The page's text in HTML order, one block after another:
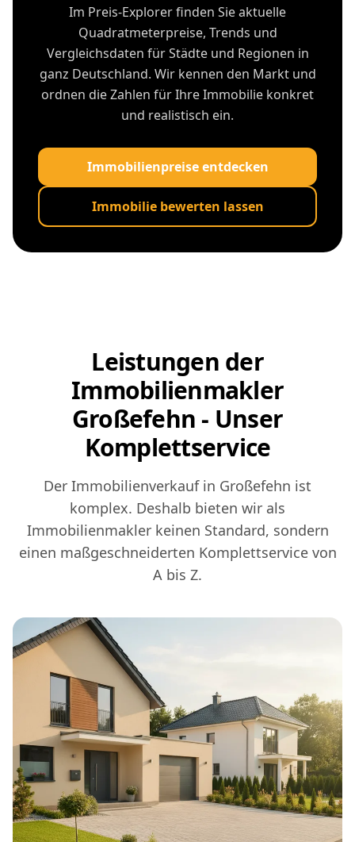
Im Preis-Explorer finden Sie aktuelle
Quadratmeterpreise, Trends und
Vergleichsdaten für Städte und Regionen in
ganz Deutschland. Wir kennen den Markt und
ordnen die Zahlen für Ihre Immobilie konkret
und realistisch ein.
Immobilienpreise entdecken
Immobilie bewerten lassen
Leistungen der
Immobilienmakler
Großefehn - Unser
Komplettservice
Der Immobilienverkauf in Großefehn ist
komplex. Deshalb bieten wir als
Immobilienmakler keinen Standard, sondern
einen maßgeschneiderten Komplettservice von
A bis Z.